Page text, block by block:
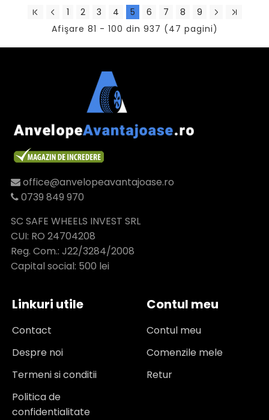
1 2 3 4 5 6 7 8
9
Afişare 81 - 100 din 937 (47 pagini)
office@anvelopeavantajoase.ro
0739 849 970
SC SAFE WHEELS INVEST SRL
CUI: RO 24704208
Reg. Com.: J22/3284/2008
Capital social: 500 lei
Linkuri utile
Contact
Despre noi
Termeni si conditii
Politica de
confidentialitate
Contul meu
Contul meu
Comenzile mele
Retur